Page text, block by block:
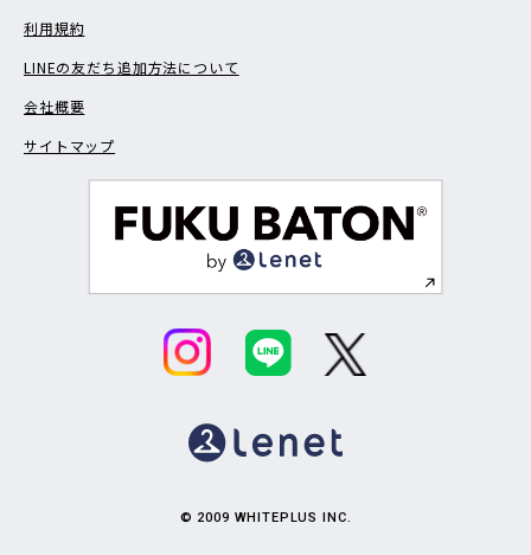
利用規約
LINEの友だち追加方法について
会社概要
サイトマップ
© 2009 WHITEPLUS INC.